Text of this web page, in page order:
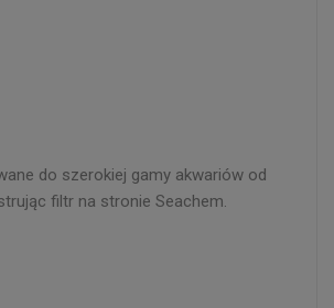
do szerokiej gamy akwariów od
filtr na stronie Seachem.